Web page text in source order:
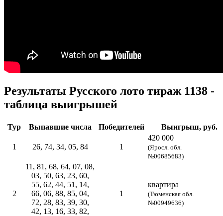
Результаты Русского лото тираж 1138 -
таблица выигрышей
Тур Выпавшие числа Победителей Выигрыш, руб.
1 26, 74, 34, 05, 84 1
420 000
(Яросл. обл.
№00685683)
2
11, 81, 68, 64, 07, 08,
03, 50, 63, 23, 60,
55, 62, 44, 51, 14,
66, 06, 88, 85, 04,
72, 28, 83, 39, 30,
42, 13, 16, 33, 82,
1
квартира
(Тюменская обл.
№00949636)